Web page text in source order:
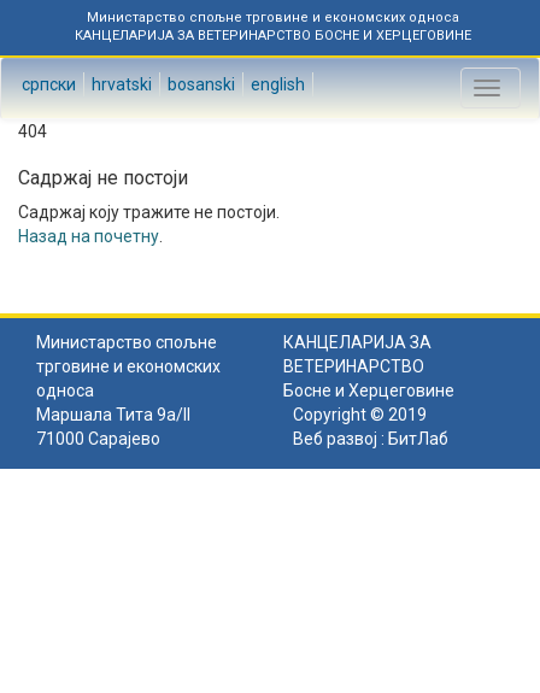
Министарство спољне трговине и економских односа
КАНЦЕЛАРИЈА ЗА ВЕТЕРИНАРСТВО БОСНЕ И ХЕРЦЕГОВИНЕ
српски hrvatski bosanski english
Toggle
404
Садржај не постоји
Садржај коју тражите не постоји.
Назад на почетну
Министарство спољне
трговине и економских
односа
КАНЦЕЛАРИЈА ЗА
ВЕТЕРИНАРСТВО
Босне и Херцеговине
Маршала Тита 9а/II
71000 Сарајево
Copyright © 2019
Веб развој : БитЛаб